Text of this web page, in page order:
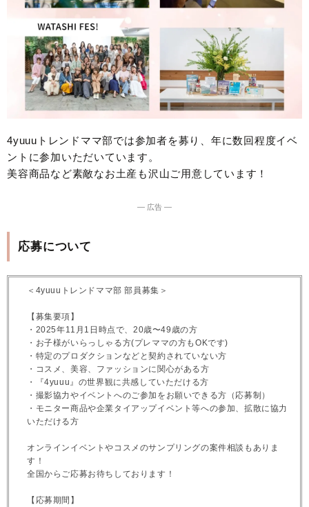
4yuuuトレンドママ部では参加者を募り、年に数回程度イベ
ントに参加いただいています。
美容商品など素敵なお土産も沢山ご用意しています！
― 広告 ―
応募について
＜4yuuuトレンドママ部 部員募集＞
【募集要項】
・2025年11月1日時点で、20歳〜49歳の方
・お子様がいらっしゃる方(プレママの方もOKです)
・特定のプロダクションなどと契約されていない方
・コスメ、美容、ファッションに関心がある方
・『4yuuu』の世界観に共感していただける方
・撮影協力やイベントへのご参加をお願いできる方（応募制）
・モニター商品や企業タイアップイベント等への参加、拡散に協力
いただける方
オンラインイベントやコスメのサンプリングの案件相談もありま
す！
全国からご応募お待ちしております！
【応募期間】